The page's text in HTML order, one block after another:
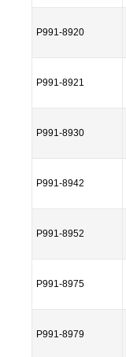
P991-8920
P991-8921
P991-8930
P991-8942
P991-8952
P991-8975
P991-8979